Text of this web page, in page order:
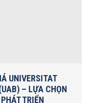
UNIVERSITAT
– LỰA CHỌN
TRIỂN